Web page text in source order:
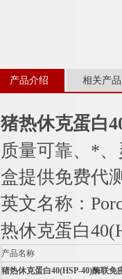
产品介绍 相关产品
猪热休克蛋白
质量可靠、*
盒提供免费代
英文名称：
热休克蛋白
产品名称
猪热休克蛋白40(HSP-40)酶联免